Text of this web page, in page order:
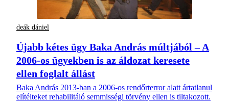
deák dániel
Újabb kétes ügy Baka András múltjából – A
2006-os ügyekben is az áldozat keresete
ellen foglalt állást
Baka András 2013-ban a 2006-os rendőrterror alatt ártatlanul
elítélteket rehabilitáló semmisségi törvény ellen is tiltakozott.